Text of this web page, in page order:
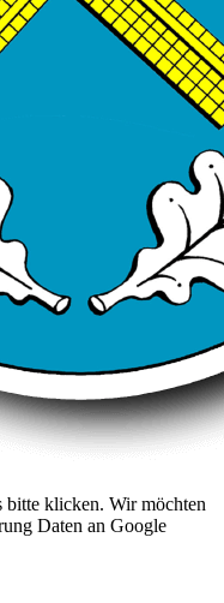
bitte klicken. Wir möchten
Daten an Google